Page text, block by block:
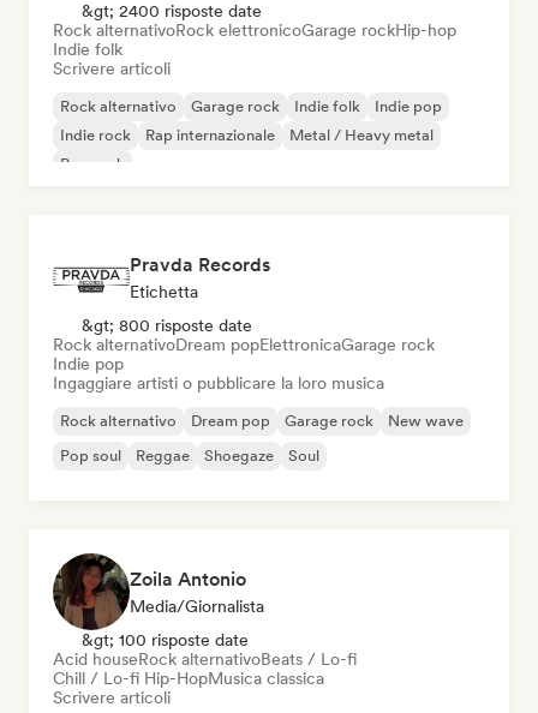
&gt; 2400 risposte date
Rock alternativoRock elettronicoGarage rockHip-hop
Indie folk
Scrivere articoli
Rock alternativo Garage rock Indie folk
Indie pop
Indie rock
Rap internazionale
Metal / Heavy metal
Pop rock
Pravda Records
Etichetta
&gt; 800 risposte date
Rock alternativoDream popElettronicaGarage rock
Indie pop
Ingaggiare artisti o pubblicare la loro musica
Rock alternativo Dream pop Garage rock
New wave
Pop soul
Reggae Shoegaze Soul
Zoila Antonio
Media/Giornalista
&gt; 100 risposte date
Acid houseRock alternativoBeats / Lo-fi
Chill / Lo-fi Hip-HopMusica classica
Scrivere articoli